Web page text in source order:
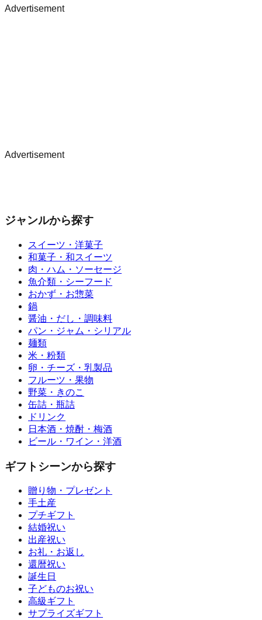
Advertisement
Advertisement
ジャンルから探す
スイーツ・洋菓子
和菓子・和スイーツ
肉・ハム・ソーセージ
魚介類・シーフード
おかず・お惣菜
鍋
醤油・だし・調味料
パン・ジャム・シリアル
麺類
米・粉類
卵・チーズ・乳製品
フルーツ・果物
野菜・きのこ
缶詰・瓶詰
ドリンク
日本酒・焼酎・梅酒
ビール・ワイン・洋酒
ギフトシーンから探す
贈り物・プレゼント
手土産
プチギフト
結婚祝い
出産祝い
お礼・お返し
還暦祝い
誕生日
子どものお祝い
高級ギフト
サプライズギフト